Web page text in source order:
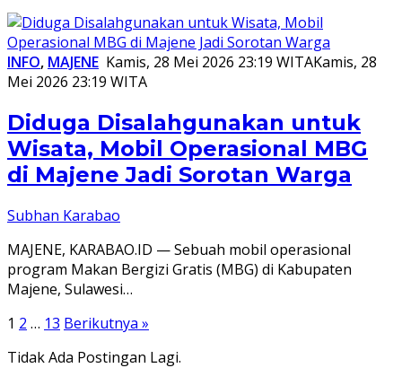
INFO, MAJENE Kamis, 28 Mei 2026 23:19 WITAKamis, 28
Mei 2026 23:19 WITA
Diduga Disalahgunakan untuk
Wisata, Mobil Operasional MBG
di Majene Jadi Sorotan Warga
Subhan Karabao
MAJENE, KARABAO.ID — Sebuah mobil operasional
program Makan Bergizi Gratis (MBG) di Kabupaten
Majene, Sulawesi…
Paginasi
pos
1 2 … 13 Berikutnya »
Tidak Ada Postingan Lagi.